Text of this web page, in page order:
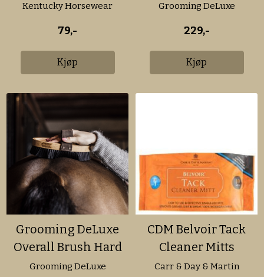
Kentucky Horsewear
79,-
Kjøp
Grooming DeLuxe
229,-
Kjøp
Grooming DeLuxe
Overall Brush Hard
Grooming DeLuxe
CDM Belvoir Tack
Cleaner Mitts
Carr & Day & Martin